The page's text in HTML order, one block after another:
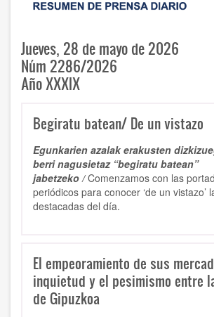
Jueves, 28 de mayo de 2026
Núm 2286/2026
Año XXXIX
Begiratu batean/ De un vistazo
Egunkarien azalak erakusten
berri nagusietaz “begiratu batean”
jabetzeko /Comenzamos con las
periódicos para conocer ‘de un vistazo’
destacadas del día.
El empeoramiento de sus
inquietud y el pesimismo entre
de Gipuzkoa